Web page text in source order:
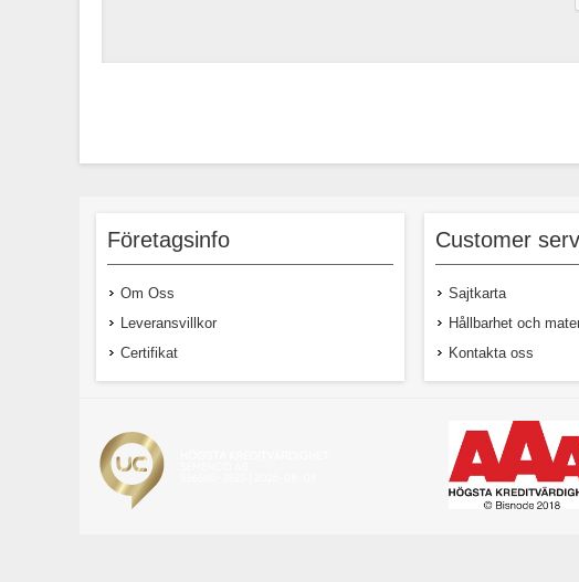
Företagsinfo
Om Oss
Leveransvillkor
Certifikat
Customer
Sajtkarta
Hållbarhet och
Kontakta oss